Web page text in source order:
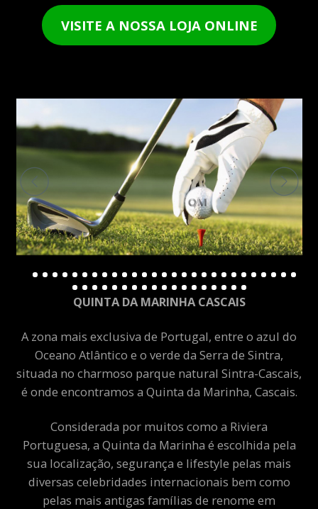
VISITE A NOSSA LOJA ONLINE
QUINTA DA MARINHA CASCAIS
A zona mais exclusiva de Portugal, entre o azul do
Oceano Atlântico e o verde da Serra de Sintra,
situada no charmoso parque natural Sintra-Cascais,
é onde encontramos a Quinta da Marinha, Cascais.
Considerada por muitos como a Riviera
Portuguesa, a Quinta da Marinha é escolhida pela
sua localização, segurança e lifestyle pelas mais
diversas celebridades internacionais bem como
pelas mais antigas famílias de renome em